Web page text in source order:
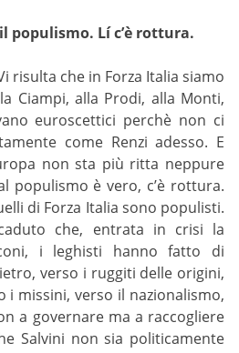
populismo. Lí c’è rottura.
risulta che in Forza Italia siamo
Ciampi, alla Prodi, alla Monti,
euroscettici perchè non ci
come Renzi adesso. E
non sta più ritta neppure
populismo è vero, c’è rottura.
di Forza Italia sono populisti.
che, entrata in crisi la
i leghisti hanno fatto di
verso i ruggiti delle origini,
i missini, verso il nazionalismo,
a governare ma a raccogliere
Salvini non sia politicamente